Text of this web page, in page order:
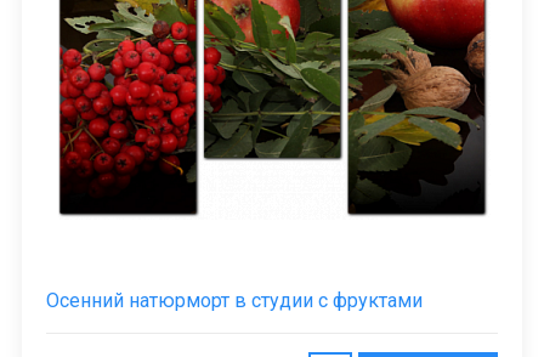
Осенний натюрморт в студии с фруктами